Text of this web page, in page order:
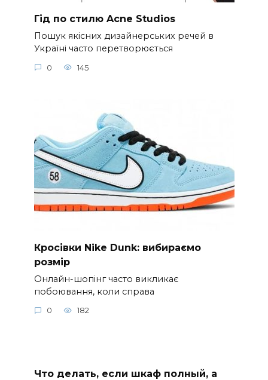
Гід по стилю Acne Studios
Пошук якісних дизайнерських речей в
Україні часто перетворюється
0 145
Кросівки Nike Dunk: вибираємо
розмір
Онлайн-шопінг часто викликає
побоювання, коли справа
0 182
Что делать, если шкаф полный, а